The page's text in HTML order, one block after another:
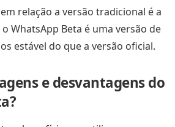
relação a versão tradicional é a
WhatsApp Beta é uma versão de
estável do que a versão oficial.
e desvantagens do